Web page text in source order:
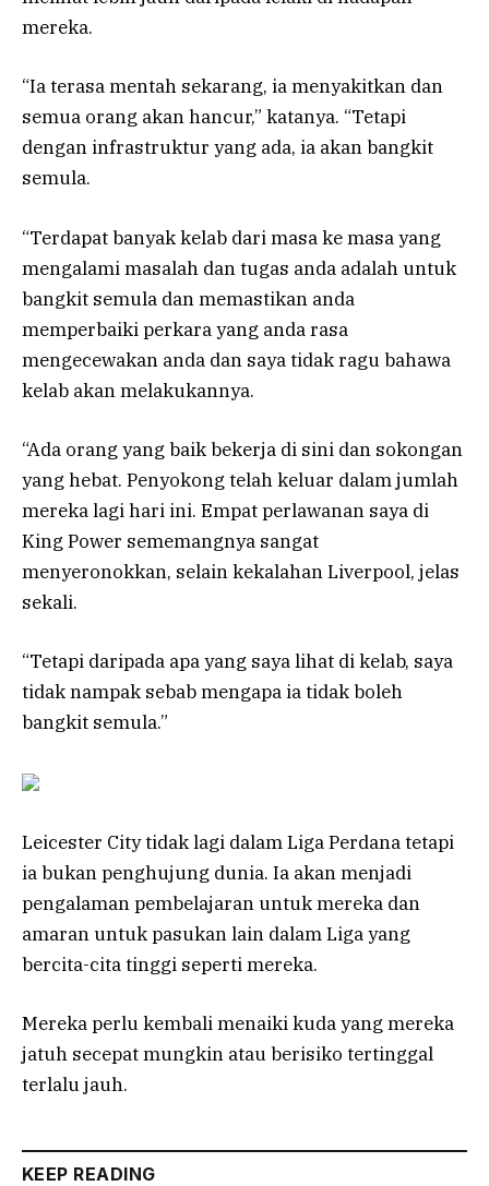
mereka.
“Ia terasa mentah sekarang, ia menyakitkan dan
semua orang akan hancur,” katanya. “Tetapi
dengan infrastruktur yang ada, ia akan bangkit
semula.
“Terdapat banyak kelab dari masa ke masa yang
mengalami masalah dan tugas anda adalah untuk
bangkit semula dan memastikan anda
memperbaiki perkara yang anda rasa
mengecewakan anda dan saya tidak ragu bahawa
kelab akan melakukannya.
“Ada orang yang baik bekerja di sini dan sokongan
yang hebat. Penyokong telah keluar dalam jumlah
mereka lagi hari ini. Empat perlawanan saya di
King Power sememangnya sangat
menyeronokkan, selain kekalahan Liverpool, jelas
sekali.
“Tetapi daripada apa yang saya lihat di kelab, saya
tidak nampak sebab mengapa ia tidak boleh
bangkit semula.”
Leicester City tidak lagi dalam Liga Perdana tetapi
ia bukan penghujung dunia. Ia akan menjadi
pengalaman pembelajaran untuk mereka dan
amaran untuk pasukan lain dalam Liga yang
bercita-cita tinggi seperti mereka.
Mereka perlu kembali menaiki kuda yang mereka
jatuh secepat mungkin atau berisiko tertinggal
terlalu jauh.
KEEP READING